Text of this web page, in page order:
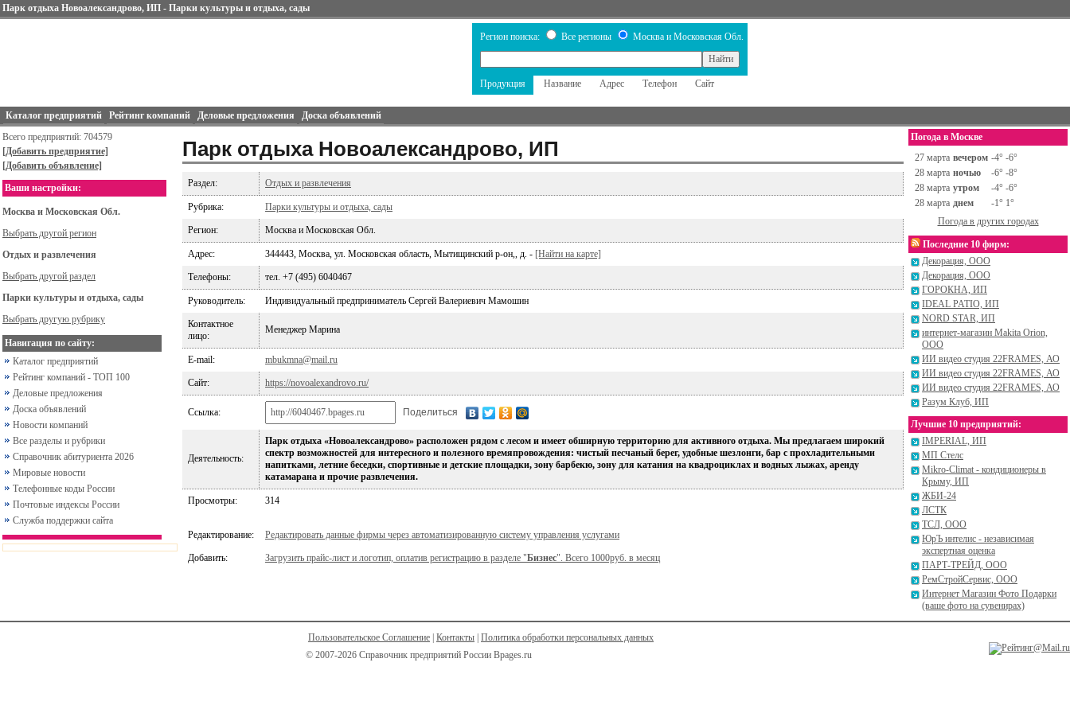
Парк отдыха Новоалександрово, ИП - Парки культуры и отдыха, сады
Регион поиска: Все регионы Москва и Московская Обл.
Продукция Название Адрес Телефон Сайт
Каталог предприятий Рейтинг компаний Деловые предложения
Доска объявлений
Всего предприятий: 704579
[Добавить предприятие]
[Добавить объявление]
Ваши настройки:
Москва и Московская Обл.
Выбрать другой регион
Отдых и развлечения
Выбрать другой раздел
Парки культуры и отдыха, сады
Выбрать другую рубрику
Навигация по сайту:
Каталог предприятий
Рейтинг компаний - ТОП 100
Деловые предложения
Доска объявлений
Новости компаний
Все разделы и рубрики
Справочник абитуриента 2026
Мировые новости
Телефонные коды России
Почтовые индексы России
Служба поддержки сайта
Парк отдыха Новоалександрово, ИП
Раздел: Отдых и развлечения
Рубрика: Парки культуры и отдыха, сады
Регион: Москва и Московская Обл.
Адрес: 344443, Москва, ул. Московская область, Мытищинский р-он,, д. - [Найти на карте]
Телефоны: тел. +7 (495) 6040467
Руководитель: Индивидуальный предприниматель Сергей Валериевич Мамошин
Контактное
лицо:
Менеджер Марина
E-mail: mbukmna@mail.ru
Сайт: https://novoalexandrovo.ru/
Ссылка: Поделиться
Деятельность:
Парк отдыха «Новоалександрово» расположен рядом с лесом и имеет обширную территорию для активного отдыха. Мы предлагаем широкий
спектр возможностей для интересного и полезного времяпровождения: чистый песчаный берег, удобные шезлонги, бар с прохладительными
напитками, летние беседки, спортивные и детские площадки, зону барбекю, зону для катания на квадроциклах и водных лыжах, аренду
катамарана и прочие развлечения.
Просмотры: 314
Редактирование: Редактировать данные фирмы через автоматизированную систему управления услугами
Добавить: Загрузить прайс-лист и логотип, оплатив регистрацию в разделе "Бизнес". Всего 1000руб. в месяц
Погода в Москве
27 марта вечером -4° -6°
28 марта ночью
-6° -8°
28 марта утром
-4° -6°
28 марта днем
-1° 1°
Погода в других городах
Последние 10 фирм:
Декорация, ООО
Декорация, ООО
ГОРОКНА, ИП
IDEAL PATIO, ИП
NORD STAR, ИП
интернет-магазин Makita Orion,
ООО
ИИ видео студия 22FRAMES, АО
ИИ видео студия 22FRAMES, АО
ИИ видео студия 22FRAMES, АО
Разум Клуб, ИП
Лучшие 10 предприятий:
IMPERIAL, ИП
МП Стелс
Mikro-Climat - кондиционеры в
Крыму, ИП
ЖБИ-24
ЛСТК
ТСЛ, ООО
ЮрЪ интелис - независимая
экспертная оценка
ПАРТ-ТРЕЙД, ООО
РемСтройСервис, ООО
Интернет Магазин Фото Подарки
(ваше фото на сувенирах)
Пользовательское Соглашение Контакты Политика обработки персональных данных
© 2007-2026 Справочник предприятий России Bpages.ru